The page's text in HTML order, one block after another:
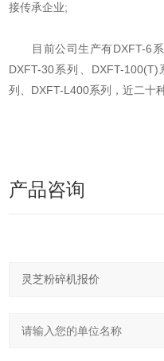
接传承企业;
目前公司生产有DXFT-6系
DXFT-30系列、DXFT-
列、DXFT-L400系列，近二十
产品咨询